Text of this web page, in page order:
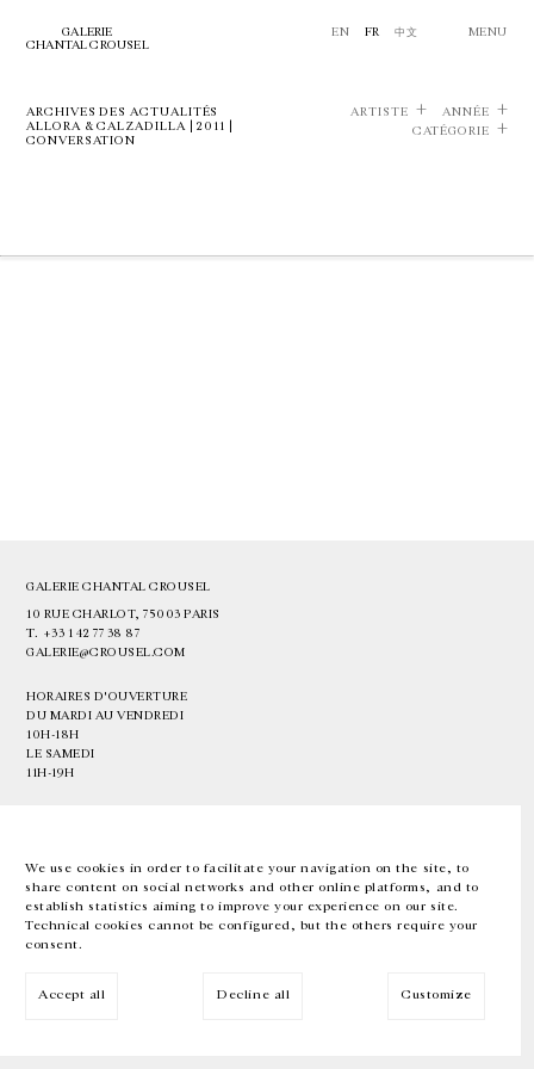
We use cookies in order to facilitate your navigation on the site, to
share content on social networks and other online platforms, and to
establish statistics aiming to improve your experience on our site.
Technical cookies cannot be configured, but the others require your
consent.
Accept all Decline all Customize
GALERIE
CHANTAL CROUSEL
EN FR 中文 MENU
ARCHIVES DES ACTUALITÉS
ALLORA & CALZADILLA | 2011 |
CONVERSATION
ARTISTE
ANNÉE
CATÉGORIE
GALERIE CHANTAL CROUSEL
10 RUE CHARLOT, 75003 PARIS
T. +33 1 42 77 38 87
GALERIE@CROUSEL.COM
HORAIRES D'OUVERTURE
DU MARDI AU VENDREDI
10H-18H
LE SAMEDI
11H-19H
EN FR 中文 Facebook Instagram
Inscrivez-vous à notre newsletter